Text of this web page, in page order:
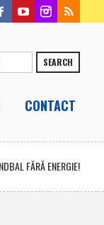
SEARCH
CONTACT
FĂRĂ ENERGIE!